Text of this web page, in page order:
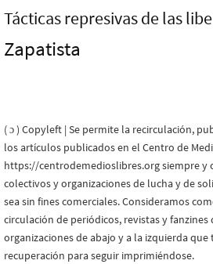
Tácticas represivas de las
Zapatista
( ɔ ) Copyleft | Se permite la recirculación,
los artículos publicados en el Centro de
https://centrodemedioslibres.org siempre y
colectivos y organizaciones de lucha y de
sea sin fines comerciales. Consideramos
circulación de periódicos, revistas y
organizaciones de abajo y a la izquierda
recuperación para seguir imprimiéndose.